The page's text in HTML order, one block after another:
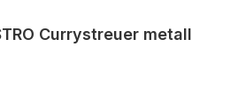
Currystreuer metall